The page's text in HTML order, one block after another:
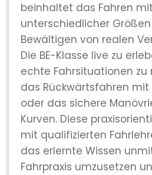
beinhaltet das Fahren
unterschiedlicher
Bewältigen von realen
Die BE-Klasse live zu
echte Fahrsituationen zu
das Rückwärtsfahren
oder das sichere
Kurven. Diese
mit qualifizierten
das erlernte Wissen
Fahrpraxis umzusetzen